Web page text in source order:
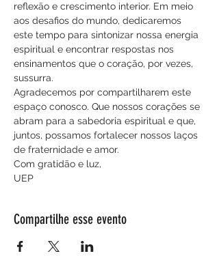
reflexão e crescimento interior. Em meio
aos desafios do mundo, dedicaremos
este tempo para sintonizar nossa energia
espiritual e encontrar respostas nos
ensinamentos que o coração, por vezes,
sussurra.
Agradecemos por compartilharem este
espaço conosco. Que nossos corações se
abram para a sabedoria espiritual e que,
juntos, possamos fortalecer nossos laços
de fraternidade e amor.
Com gratidão e luz,
UEP
Compartilhe esse evento